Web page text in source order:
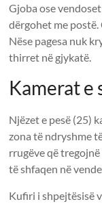
Gjoba ose
dërgohet me
Nëse pagesa nuk
thirret në gjykatë.
Kamerat e
Njëzet e pesë (25)
zona të ndryshme
rrugëve që
të shfaqen në
Kufiri i shpejtësisë